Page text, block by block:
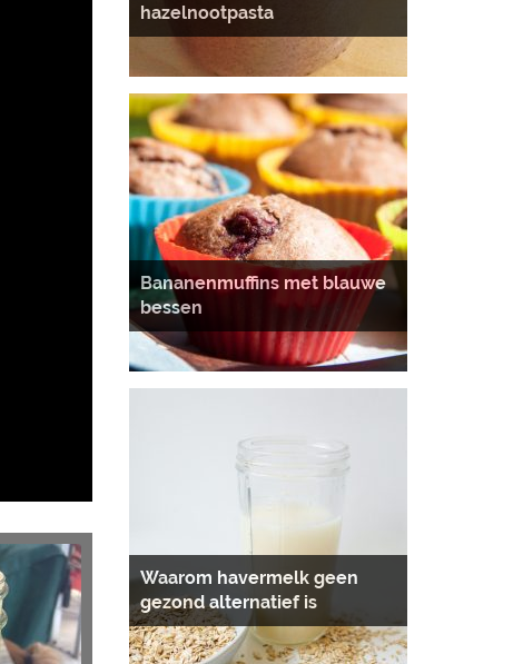
hazelnootpasta
Bananenmuffins met blauwe
bessen
Waarom havermelk geen
gezond alternatief is